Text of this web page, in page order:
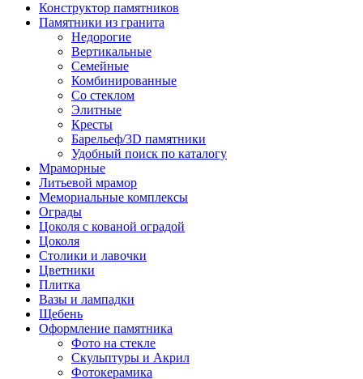
Конструктор памятников
Памятники из гранита
Недорогие
Вертикальные
Семейные
Комбинированные
Со стеклом
Элитные
Кресты
Барельеф/3D памятники
Удобный поиск по каталогу
Мраморные
Литьевой мрамор
Мемориальные комплексы
Ограды
Цоколя с кованой оградой
Цоколя
Столики и лавочки
Цветники
Плитка
Вазы и лампадки
Щебень
Оформление памятника
Фото на стекле
Скульптуры и Акрил
Фотокерамика